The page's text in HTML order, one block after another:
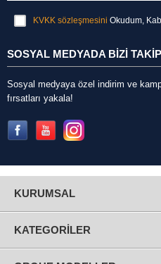
KVKK sözleşmesini Okudum,
SOSYAL MEDYADA BİZİ
Sosyal medyaya özel indirim ve
fırsatları yakala!
KURUMSAL
KATEGORILER